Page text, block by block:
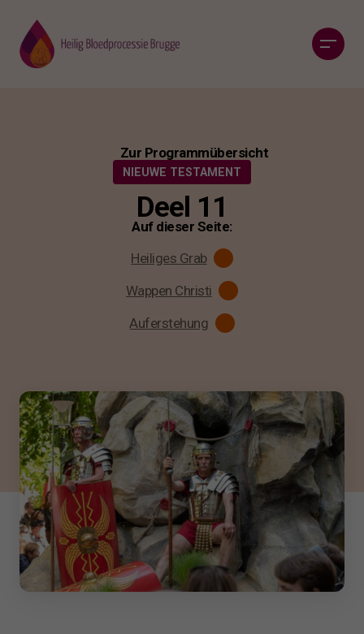
Zur Programmübersicht
NIEUWE TESTAMENT
Deel 11
Auf dieser Seite:
Heiliges Grab
Wappen Christi
Auferstehung